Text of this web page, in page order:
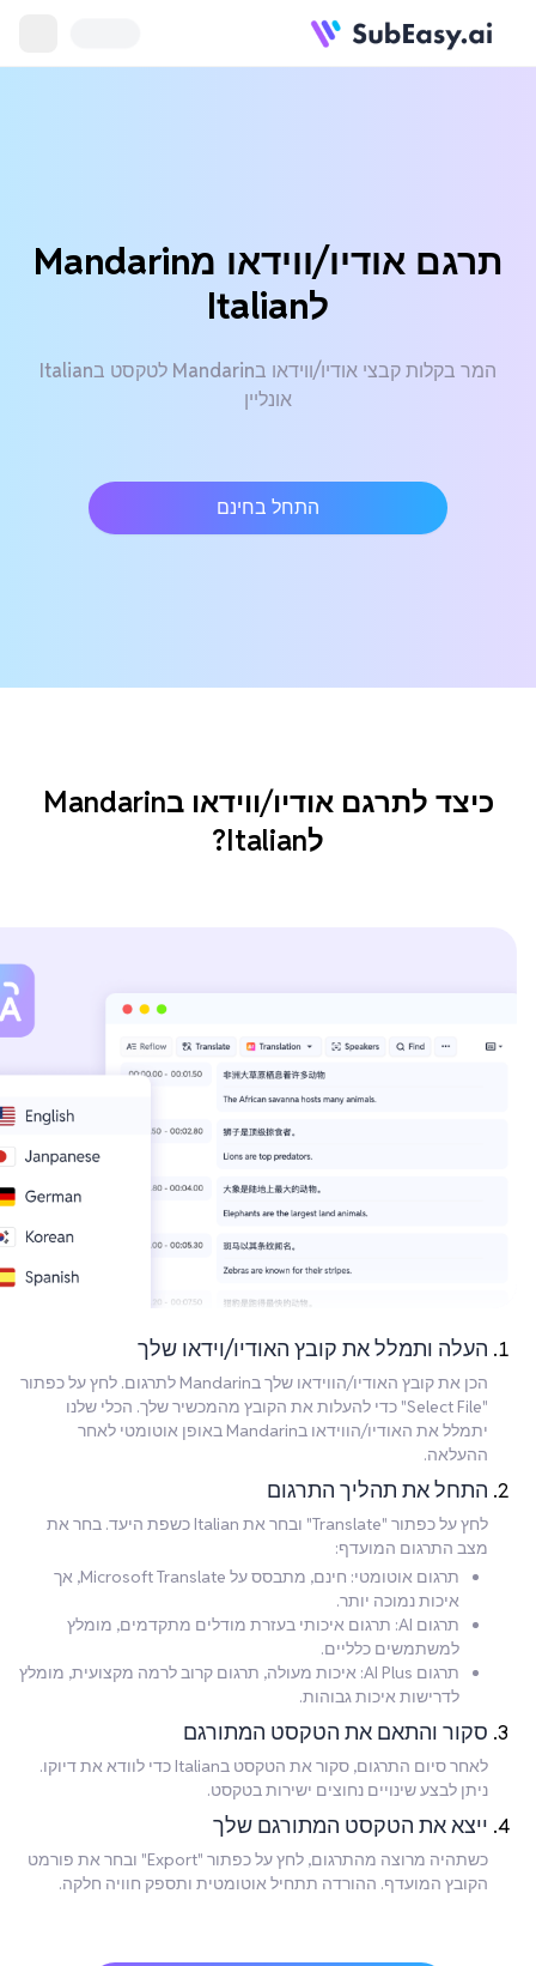
תרגם אודיו/ווידאו מMandarin
לItalian
המר בקלות קבצי אודיו/ווידאו בMandarin לטקסט בItalian
אונליין
התחל בחינם
כיצד לתרגם אודיו/ווידאו בMandarin
לItalian?
העלה ותמלל את קובץ האודיו/וידאו שלך
הכן את קובץ האודיו/הווידאו שלך בMandarin לתרגום. לחץ על כפתור
"Select File" כדי להעלות את הקובץ מהמכשיר שלך. הכלי שלנו
יתמלל את האודיו/הווידאו בMandarin באופן אוטומטי לאחר
ההעלאה.
התחל את תהליך התרגום
לחץ על כפתור "Translate" ובחר את Italian כשפת היעד. בחר את
מצב התרגום המועדף:
תרגום אוטומטי: חינם, מתבסס על Microsoft Translate, אך
איכות נמוכה יותר.
תרגום AI: תרגום איכותי בעזרת מודלים מתקדמים, מומלץ
למשתמשים כלליים.
תרגום AI Plus: איכות מעולה, תרגום קרוב לרמה מקצועית, מומלץ
לדרישות איכות גבוהות.
סקור והתאם את הטקסט המתורגם
לאחר סיום התרגום, סקור את הטקסט בItalian כדי לוודא את דיוקו.
ניתן לבצע שינויים נחוצים ישירות בטקסט.
ייצא את הטקסט המתורגם שלך
כשתהיה מרוצה מהתרגום, לחץ על כפתור "Export" ובחר את פורמט
הקובץ המועדף. ההורדה תתחיל אוטומטית ותספק חוויה חלקה.